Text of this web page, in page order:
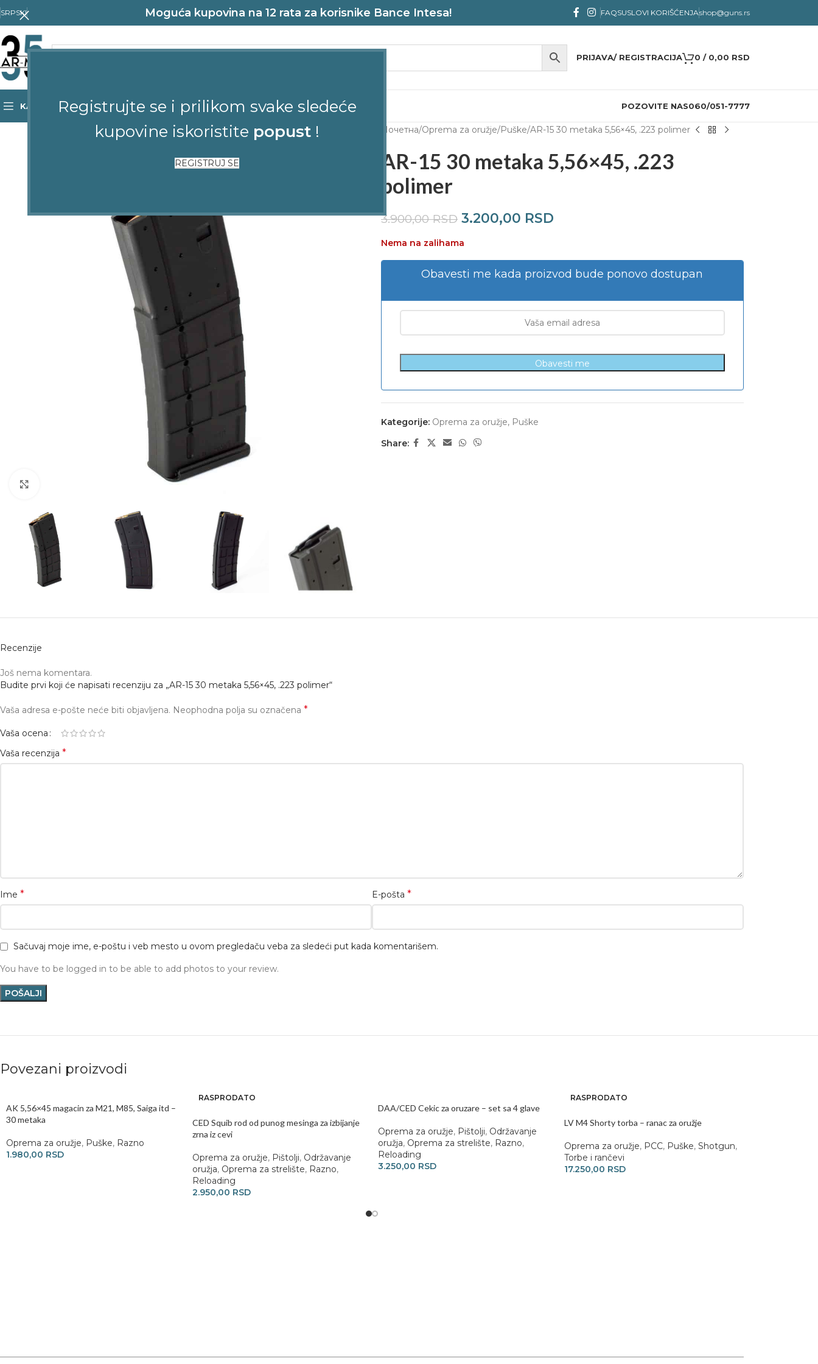
Registrujte se i prilikom svake sledeće
kupovine iskoristite popust !
REGISTRUJ SE
SRPSKI Moguća kupovina na 12 rata za korisnike Bance Intesa! FAQSUSLOVI KORIŠĆENJAshop@guns.rs
PRIJAVA/ REGISTRACIJA 0 / 0,00 RSD
KATEGORIJE POČETNA SHOPKONTAKTSTRELJANA POZOVITE NAS060/051-7777
-18%
Почетна Oprema za oružje Puške AR-15 30 metaka 5,56×45, .223 polimer
AR-15 30 metaka 5,56×45, .223
polimer
3.900,00RSD 3.200,00 RSD
Nema na zalihama
Obavesti me kada proizvod bude ponovo dostupan
Obavesti me
Kategorije: Oprema za oružje, Puške
Share:
Recenzije
Još nema komentara.
Budite prvi koji će napisati recenziju za „AR-15 30 metaka 5,56×45, .223 polimer“
Vaša adresa e-pošte neće biti objavljena. Neophodna polja su označena *
Vaša ocena
Vaša recenzija *
Ime * E-pošta *
Sačuvaj moje ime, e-poštu i veb mesto u ovom pregledaču veba za sledeći put kada komentarišem.
You have to be logged in to be able to add photos to your review.
Povezani proizvodi
AK 5,56×45 magacin za M21, M85, Saiga itd –
30 metaka
Oprema za oružje, Puške, Razno
1.980,00 RSD
RASPRODATO
CED Squib rod od punog mesinga za izbijanje
zrna iz cevi
Oprema za oružje, Pištolji, Održavanje
oružja, Oprema za strelište, Razno,
Reloading
2.950,00 RSD
DAA/CED Cekic za oruzare – set sa 4 glave
Oprema za oružje, Pištolji, Održavanje
oružja, Oprema za strelište, Razno,
Reloading
3.250,00 RSD
RASPRODATO
LV M4 Shorty torba – ranac za oružje
Oprema za oružje, PCC, Puške, Shotgun,
Torbe i rančevi
17.250,00 RSD